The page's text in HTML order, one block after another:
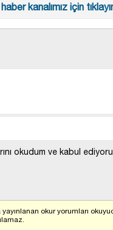
kanalımız için
okudum ve kabul
okur yorumları